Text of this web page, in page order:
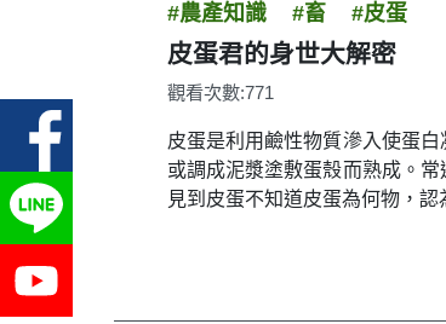
#農產知識 #畜 #皮蛋
皮蛋君的身世大解密
觀看次數:771
皮蛋是利用鹼性物質滲入使蛋
或調成泥漿塗敷蛋殼而熟成。
見到皮蛋不知道皮蛋為何物，